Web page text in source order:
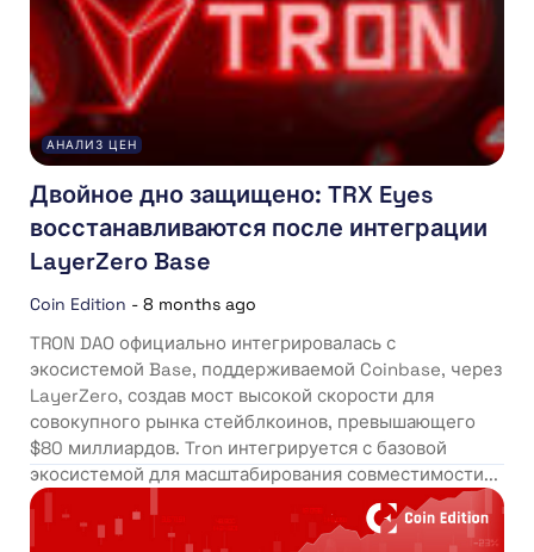
АНАЛИЗ ЦЕН
Двойное дно защищено: TRX Eyes
восстанавливаются после интеграции
LayerZero Base
Coin Edition - 8 months ago
TRON DAO официально интегрировалась с
экосистемой Base, поддерживаемой Coinbase, через
LayerZero, создав мост высокой скорости для
совокупного рынка стейблкоинов, превышающего
$80 миллиардов. Tron интегрируется с базовой
экосистемой для масштабирования совместимости...